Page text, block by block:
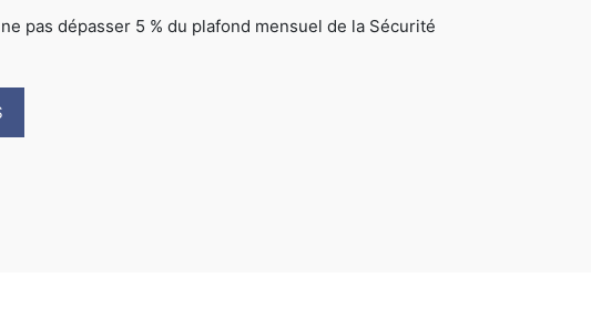
pas dépasser 5 % du plafond mensuel de la Sécurité